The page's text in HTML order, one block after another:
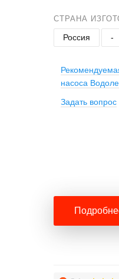
СТРАНА
Россия -
насоса
Задать вопрос